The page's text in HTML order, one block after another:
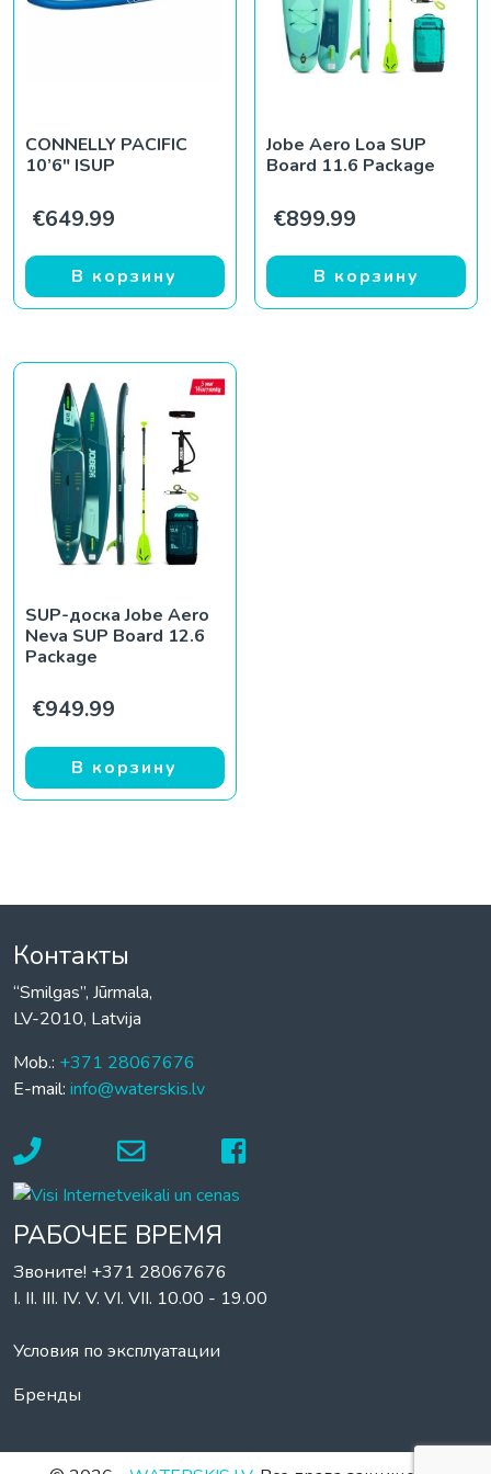
CONNELLY PACIFIC
10’6″ ISUP
€649.99
В корзину
Jobe Aero Loa SUP
Board 11.6 Package
€899.99
В корзину
SUP-доска Jobe Aero
Neva SUP Board 12.6
Package
€949.99
В корзину
Контакты
“Smilgas”, Jūrmala,
LV-2010, Latvija
Mob.: +371 28067676
E-mail: info@waterskis.lv
РАБОЧЕЕ ВРЕМЯ
Звоните! +371 28067676
I. II. III. IV. V. VI. VII. 10.00 - 19.00
Условия по эксплуатации
Бренды